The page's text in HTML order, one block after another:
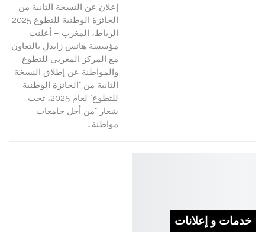
إعلان عن النسخة الثانية من
الجائزة الوطنية للتطوع 2025
الرباط، المغرب – أعلنت
مؤسسة هانس زايدل بالتعاون
مع المركز المغربي للتطوع
والمواطنة عن إطلاق النسخة
الثانية من "الجائزة الوطنية
للتطوع" لعام 2025، تحت
شعار "من أجل جامعات
مواطنة…
خدمات و إعلانات